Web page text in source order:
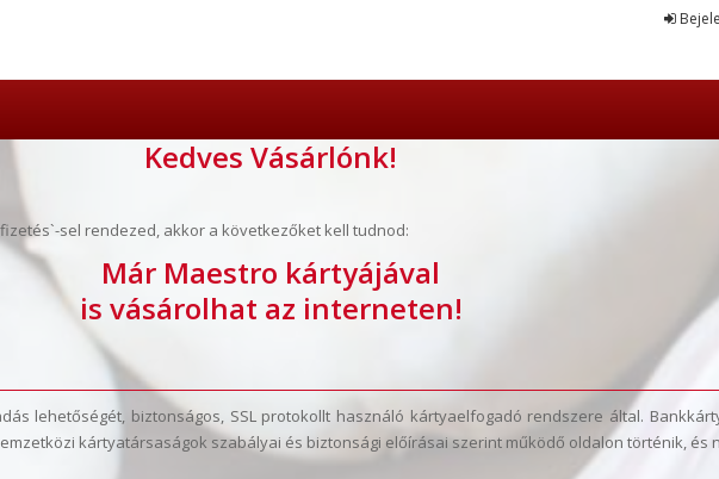
Kedves Vásárlónk!
sel rendezed, akkor a következőket kell tudnod:
Már Maestro kártyájával
is vásárolhat az interneten!
lehetőségét, biztonságos, SSL protokollt használó kártyaelfogadó rendszere által.
kártyatársaságok szabályai és biztonsági előírásai szerint működő oldalon történik, és